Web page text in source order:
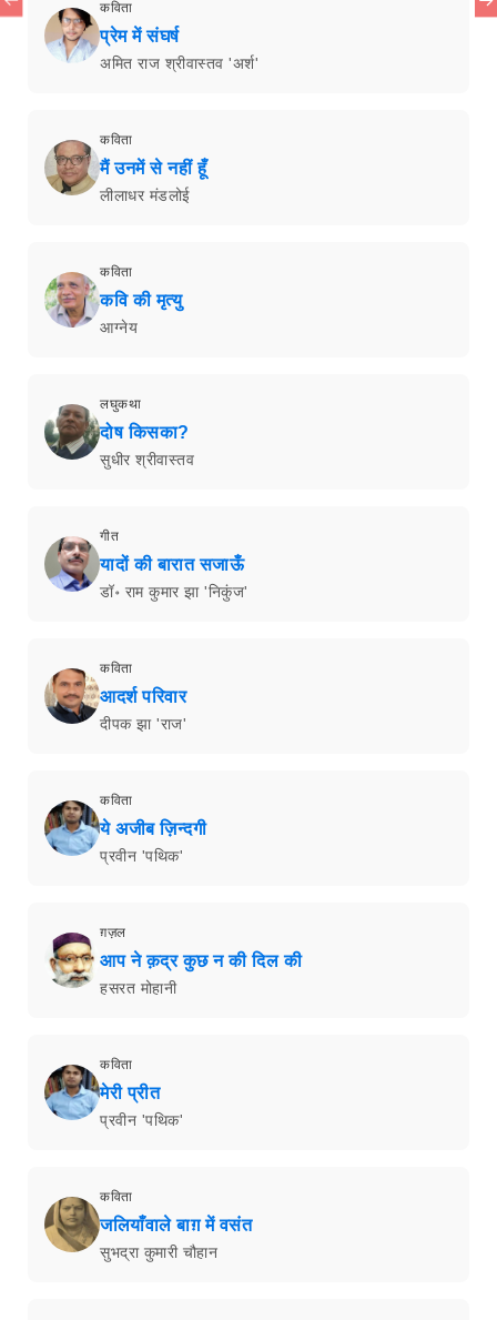
कविता
प्रेम में संघर्ष
अमित राज श्रीवास्तव 'अर्श'
कविता
मैं उनमें से नहीं हूँ
लीलाधर मंडलोई
कविता
कवि की मृत्यु
आग्नेय
लघुकथा
दोष किसका?
सुधीर श्रीवास्तव
गीत
यादों की बारात सजाऊँ
डॉ॰ राम कुमार झा 'निकुंज'
कविता
आदर्श परिवार
दीपक झा 'राज'
कविता
ये अजीब ज़िन्दगी
प्रवीन 'पथिक'
ग़ज़ल
आप ने क़द्र कुछ न की दिल की
हसरत मोहानी
कविता
मेरी प्रीत
प्रवीन 'पथिक'
कविता
जलियाँवाले बाग़ में वसंत
सुभद्रा कुमारी चौहान